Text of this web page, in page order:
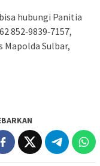
hubungi Panitia
852‑9839‑7157‬,
Sulbar,